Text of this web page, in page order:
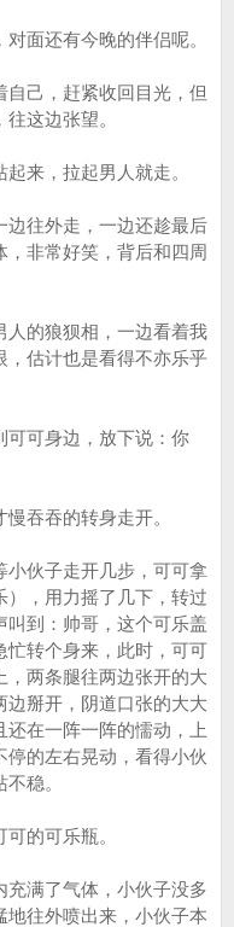
面还有今晚的伴侣呢。
己，赶紧收回目光，但
这边张望。
来，拉起男人就走。
往外走，一边还趁最后
非常好笑，背后和四周
的狼狈相，一边看着我
，估计也是看得不亦乐乎
可身边，放下说：你
吞吞的转身走开。
伙子走开几步，可可拿
），用力摇了几下，转过
到：帅哥，这个可乐盖
忙转个身来，此时，可可
，两条腿往两边张开的大
边掰开，阴道口张的大大
在一阵一阵的懦动，上
的左右晃动，看得小伙
稳。
的可乐瓶。
满了气体，小伙子没多
往外喷出来，小伙子本